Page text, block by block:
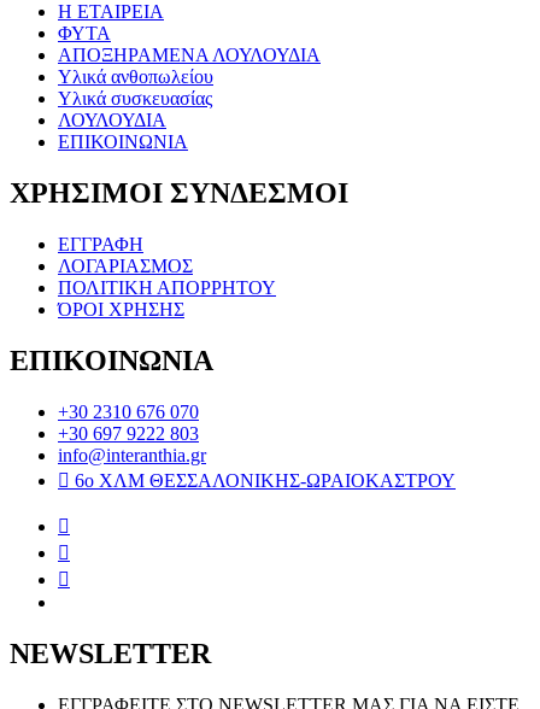
Η ΕΤΑΙΡΕΙΑ
ΦΥΤΑ
ΑΠΟΞΗΡΑΜΕΝΑ ΛΟΥΛΟΥΔΙΑ
Υλικά ανθοπωλείου
Υλικά συσκευασίας
ΛΟΥΛΟΥΔΙΑ
ΕΠΙΚΟΙΝΩΝΙΑ
ΧΡΗΣΙΜΟΙ ΣΥΝΔΕΣΜΟΙ
ΕΓΓΡΑΦΗ
ΛΟΓΑΡΙΑΣΜΟΣ
ΠΟΛΙΤΙΚΗ ΑΠΟΡΡΗΤΟΥ
ΌΡΟΙ ΧΡΗΣΗΣ
ΕΠΙΚΟΙΝΩΝΙΑ
+30 2310 676 070
+30 697 9222 803
info@interanthia.gr
6ο ΧΛΜ ΘΕΣΣΑΛΟΝΙΚΗΣ-ΩΡΑΙΟΚΑΣΤΡΟΥ
NEWSLETTER
ΕΓΓΡΑΦΕΙΤΕ ΣΤΟ NEWSLETTER ΜΑΣ ΓΙΑ ΝΑ ΕΙΣΤΕ